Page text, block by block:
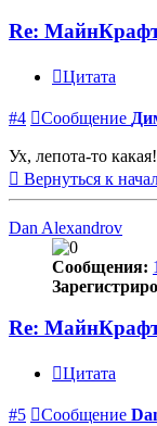
Re:
Цитата
#4 Сообщение
Ух, лепота-то какая!
Вернуться к
Dan Alexandrov
Сообщения: 1
Re:
Цитата
#5 Сообщение